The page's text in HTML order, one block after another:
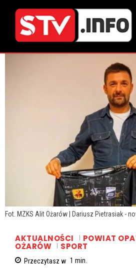
Fot. MZKS Alit Ożarów | Dariusz Pietrasiak -
AKTUALNOŚCI POWIAT
OŻARÓW SPORT
Przeczytasz w 1 min.